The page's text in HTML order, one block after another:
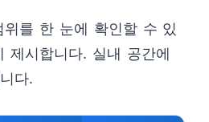
를 한 눈에 확인할 수 있
제시합니다. 실내 공간에
다.